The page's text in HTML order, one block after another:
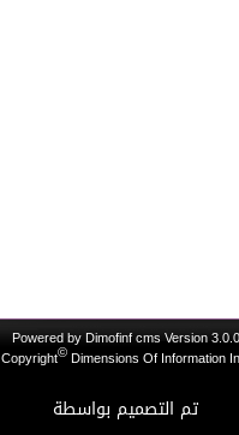
Powered by Dimofinf cms Version 3.0.0
Copyright©Dimensions Of Information
تم التصميم بواسطة